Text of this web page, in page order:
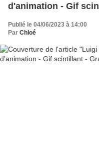
d'animation - Gif
Publié le 04/06/2023 à 14:00
Par Chloé